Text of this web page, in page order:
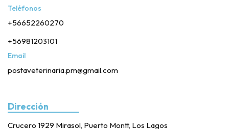
Teléfonos
+56652260270
+56981203101
Email
postaveterinaria.pm@gmail.com
Dirección
Crucero 1929 Mirasol, Puerto Montt, Los Lagos